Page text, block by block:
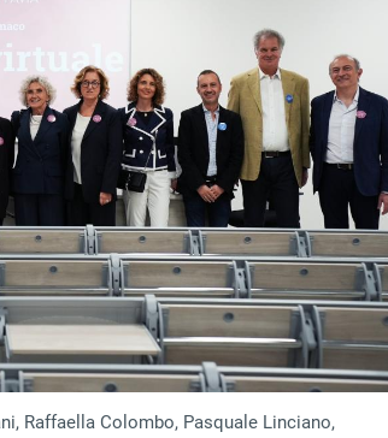
Raffaella Colombo, Pasquale Linciano,